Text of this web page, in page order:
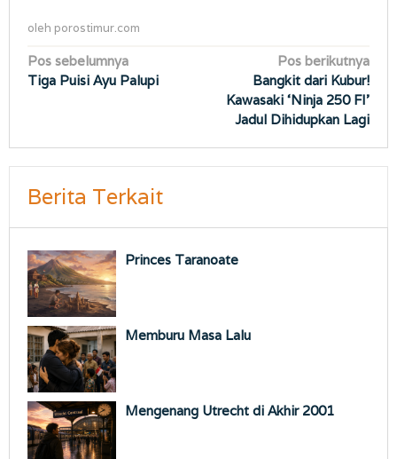
oleh porostimur.com
Navigasi
pos
Pos sebelumnya
Tiga Puisi Ayu Palupi
Pos berikutnya
Bangkit dari Kubur!
Kawasaki ‘Ninja 250 FI’
Jadul Dihidupkan Lagi
Berita Terkait
Princes Taranoate
Memburu Masa Lalu
Mengenang Utrecht di Akhir 2001